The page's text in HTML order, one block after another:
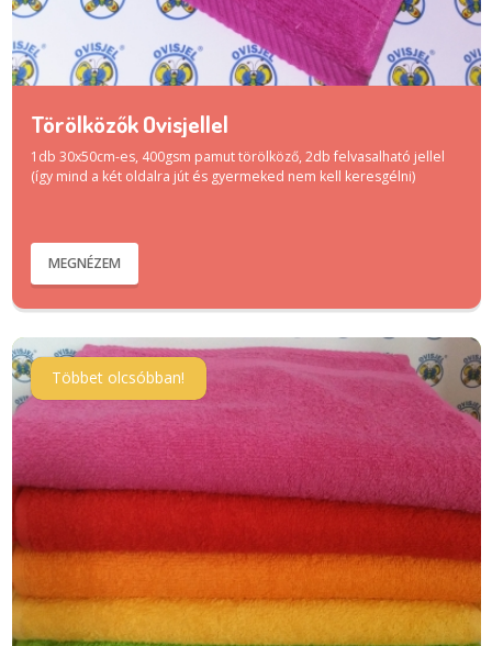
Törölközők Ovisjellel
1db 30x50cm-es, 400gsm pamut törölköző, 2db felvasalható jellel
(így mind a két oldalra jút és gyermeked nem kell keresgélni)
MEGNÉZEM
Többet olcsóbban!